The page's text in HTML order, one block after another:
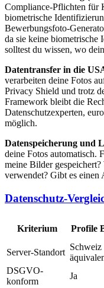
Compliance-Pflichten für
biometrische
Bewerbungsfoto-
da sie keine
solltest du wissen, wo
Datentransfer in die
verarbeiten deine Fotos
Privacy Shield und trotz
Framework bleibt die
Datenschutzexperten,
möglich.
Datenspeicherung und
deine Fotos automatisch.
meine Bilder
verwendet? Gibt es
Datenschutz-
Kriterium Profile
Server-Standort
DSGVO-
konform
Ja